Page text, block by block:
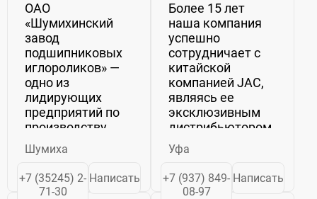
ОАО
«Шумихинский
завод
подшипниковых
иглороликов» —
одно из
лидирующих
предприятий по
производству
игольчатых
роликов и
подшипников на
территории СНГ.
Шумиха
+7 (35245) 2-
71-30
Написать
Более 15 лет
наша компания
успешно
сотрудничает с
китайской
компанией JAC,
являясь ее
эксклюзивным
дистрибьютором
в России. Наш
опыт работы на
рынке позволяет
нам предложить
Уфа
+7 (937) 849-
08-97
Написать